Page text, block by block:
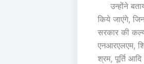
उन्होंने
किये जाएंगे,
सरकार की
एनआरएलएम,
श्रम, पूर्ति